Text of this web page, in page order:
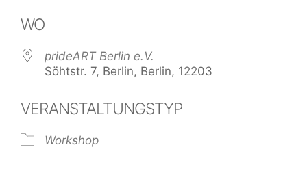
WO
prideART Berlin e.V.
Söhtstr. 7, Berlin, Berlin, 12203
VERANSTALTUNGSTYP
Workshop